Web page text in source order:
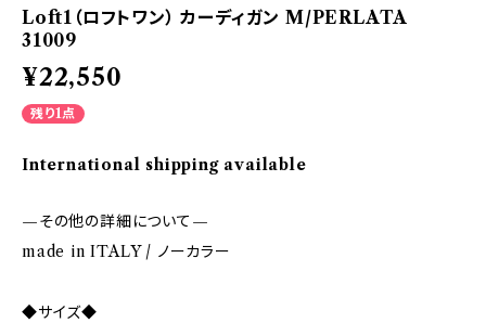
Loft1（ロフトワン） カーディガン M/PERLATA
31009
¥22,550
残り1点
International shipping available
—その他の詳細について—
made in ITALY / ノーカラー
◆サイズ◆